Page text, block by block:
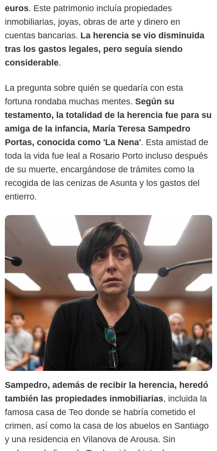
euros. Este patrimonio incluía propiedades
inmobiliarias, joyas, obras de arte y dinero en
cuentas bancarias. La herencia se vio disminuida
tras los gastos legales, pero seguía siendo
considerable.
La pregunta sobre quién se quedaría con esta
fortuna rondaba muchas mentes. Según su
testamento, la totalidad de la herencia fue para su
amiga de la infancia, María Teresa Sampedro
Portas, conocida como 'La Nena'. Esta amistad de
toda la vida fue leal a Rosario Porto incluso después
de su muerte, encargándose de trámites como la
recogida de las cenizas de Asunta y los gastos del
entierro.
Sampedro, además de recibir la herencia, heredó
también las propiedades inmobiliarias, incluida la
famosa casa de Teo donde se habría cometido el
crimen, así como la casa de los abuelos en Santiago
y una residencia en Vilanova de Arousa. Sin